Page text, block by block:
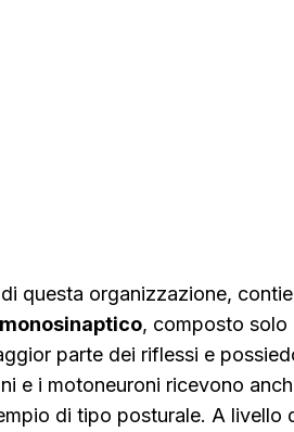
questa organizzazione,
monosinaptico, composto solo
parte dei riflessi e
e i motoneuroni ricevono
di tipo posturale. A